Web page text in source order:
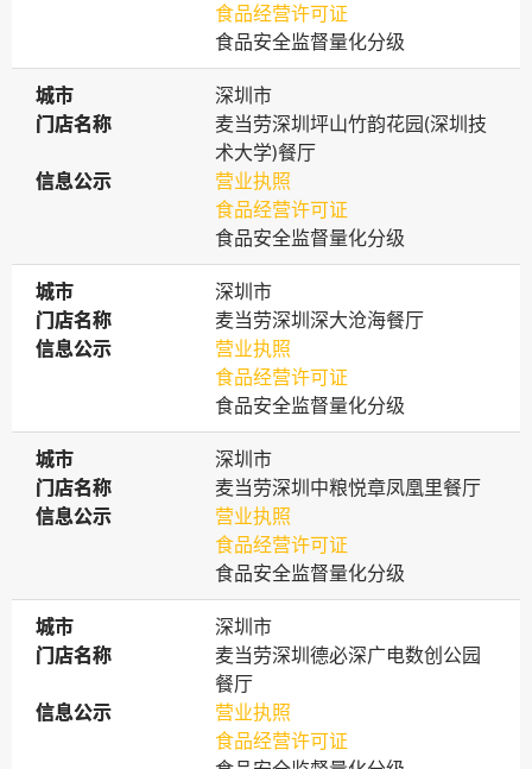
食品经营许可证
食品安全监督量化分级
城市
城市
深圳市
门店名称
门店名称
麦当劳深圳坪山竹韵花园(深圳技
术大学)餐厅
信息公示
信息公示
营业执照
食品经营许可证
食品安全监督量化分级
城市
城市
深圳市
门店名称
门店名称
麦当劳深圳深大沧海餐厅
信息公示
信息公示
营业执照
食品经营许可证
食品安全监督量化分级
城市
城市
深圳市
门店名称
门店名称
麦当劳深圳中粮悦章凤凰里餐厅
信息公示
信息公示
营业执照
食品经营许可证
食品安全监督量化分级
城市
城市
深圳市
门店名称
门店名称
麦当劳深圳德必深广电数创公园
餐厅
信息公示
信息公示
营业执照
食品经营许可证